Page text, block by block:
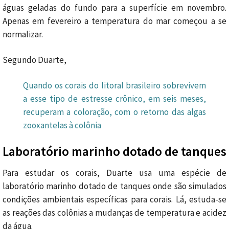
águas geladas do fundo para a superfície em novembro.
Apenas em fevereiro a temperatura do mar começou a se
normalizar.
Segundo Duarte,
Quando os corais do litoral brasileiro sobrevivem
a esse tipo de estresse crônico, em seis meses,
recuperam a coloração, com o retorno das algas
zooxantelas à colônia
Laboratório marinho dotado de tanques
Para estudar os corais, Duarte usa uma espécie de
laboratório marinho dotado de tanques onde são simulados
condições ambientais específicas para corais. Lá, estuda-se
as reações das colônias a mudanças de temperatura e acidez
da água.